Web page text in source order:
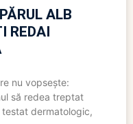
ALB
REDAI
nu vopsește:
să redea treptat
testat dermatologic,